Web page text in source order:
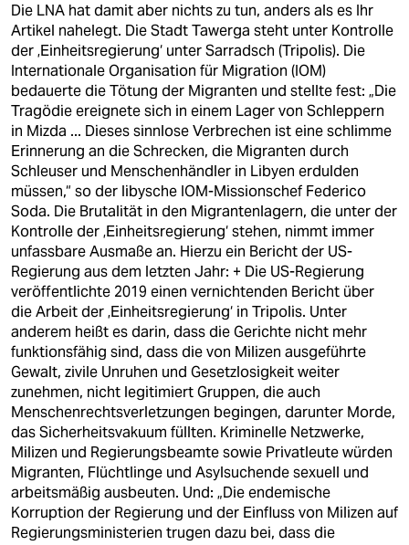
unterstützen
abo
genossenschaft
epaper login
Die LNA hat damit aber nichts zu tun, anders als es Ihr
Artikel nahelegt. Die Stadt Tawerga steht unter Kontrolle
der ‚Einheitsregierung‘ unter Sarradsch (Tripolis). Die
Internationale Organisation für Migration (IOM)
bedauerte die Tötung der Migranten und stellte fest: „Die
Tragödie ereignete sich in einem Lager von Schleppern
in Mizda ... Dieses sinnlose Verbrechen ist eine schlimme
Erinnerung an die Schrecken, die Migranten durch
Schleuser und Menschenhändler in Libyen erdulden
müssen,“ so der libysche IOM-Missionschef Federico
Soda. Die Brutalität in den Migrantenlagern, die unter der
Kontrolle der ‚Einheitsregierung‘ stehen, nimmt immer
unfassbare Ausmaße an. Hierzu ein Bericht der US-
Regierung aus dem letzten Jahr: + Die US-Regierung
veröffentlichte 2019 einen vernichtenden Bericht über
die Arbeit der ‚Einheitsregierung‘ in Tripolis. Unter
anderem heißt es darin, dass die Gerichte nicht mehr
funktionsfähig sind, dass die von Milizen ausgeführte
Gewalt, zivile Unruhen und Gesetzlosigkeit weiter
zunehmen, nicht legitimiert Gruppen, die auch
Menschenrechtsverletzungen begingen, darunter Morde,
das Sicherheitsvakuum füllten. Kriminelle Netzwerke,
Milizen und Regierungsbeamte sowie Privatleute würden
Migranten, Flüchtlinge und Asylsuchende sexuell und
arbeitsmäßig ausbeuten. Und: „Die endemische
Korruption der Regierung und der Einfluss von Milizen auf
Regierungsministerien trugen dazu bei, dass die